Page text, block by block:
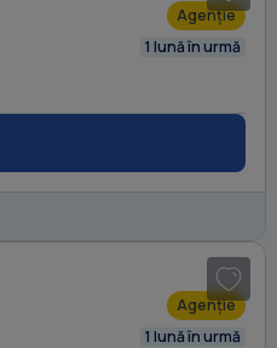
Agenție
1 lună în urmă
Agenție
1 lună în urmă